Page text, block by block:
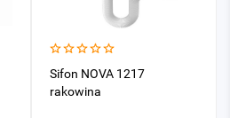
Sifon NOVA 1217
rakowina